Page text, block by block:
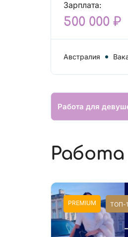
Зарплата:
500 000 ₽
Австралия
Работа для
Работа
PREMIUM ТОП-